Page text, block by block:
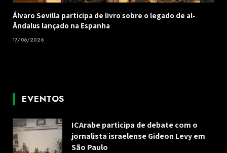
Álvaro Sevilla participa de livro sobre o legado de al-
Ândalus lançado na Espanha
17/06/2026
EVENTOS
ICArabe participa de debate com o
jornalista israelense Gideon Levy em
São Paulo